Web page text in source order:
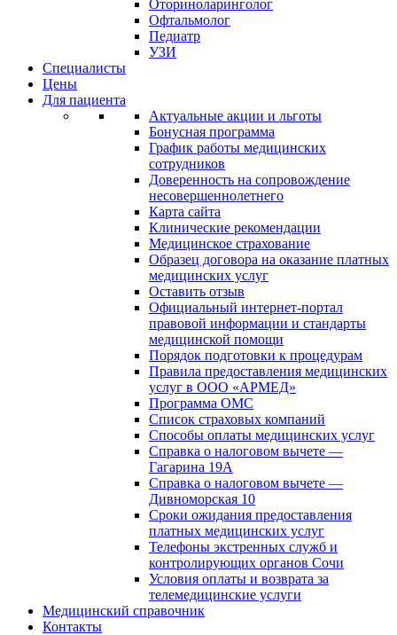
Оториноларинголог
Офтальмолог
Педиатр
УЗИ
Специалисты
Цены
Для пациента
Актуальные акции и льготы
Бонусная программа
График работы медицинских
сотрудников
Доверенность на сопровождение
несовершеннолетнего
Карта сайта
Клинические рекомендации
Медицинское страхование
Образец договора на оказание платных
медицинских услуг
Оставить отзыв
Официальный интернет-портал
правовой информации и стандарты
медицинской помощи
Порядок подготовки к процедурам
Правила предоставления медицинских
услуг в ООО «АРМЕД»
Программа ОМС
Список страховых компаний
Способы оплаты медицинских услуг
Справка о налоговом вычете —
Гагарина 19А
Справка о налоговом вычете —
Дивноморская 10
Сроки ожидания предоставления
платных медицинских услуг
Телефоны экстренных служб и
контролирующих органов Сочи
Условия оплаты и возврата за
телемедицинские услуги
Медицинский справочник
Контакты